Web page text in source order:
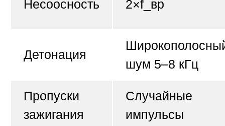
Несоосность 2×f_вр
Детонация
шум 5–8 кГц
Пропуски
зажигания
Случайные
импульсы